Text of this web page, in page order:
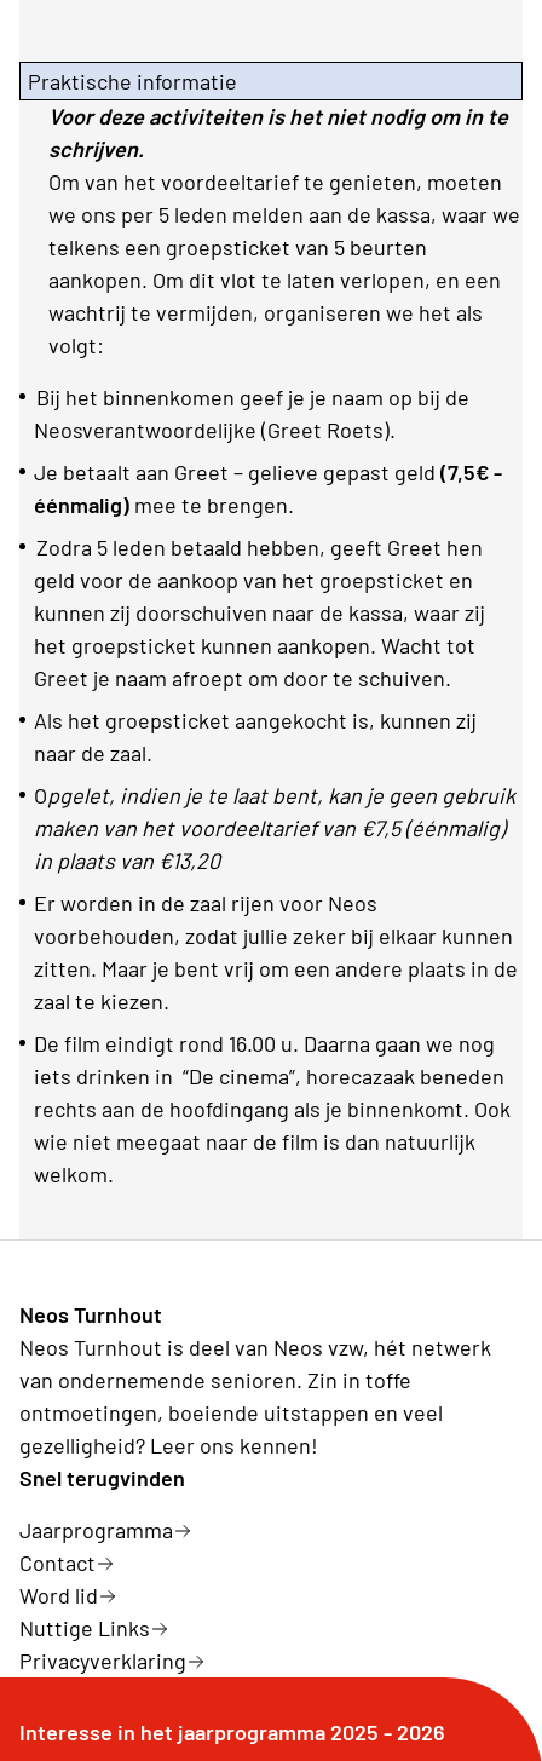
Praktische informatie
Voor deze activiteiten is het niet nodig om in te
schrijven.
Om van het voordeeltarief te genieten, moeten
we ons per 5 leden melden aan de kassa, waar we
telkens een groepsticket van 5 beurten
aankopen. Om dit vlot te laten verlopen, en een
wachtrij te vermijden, organiseren we het als
volgt:
Bij het binnenkomen geef je je naam op bij de
Neosverantwoordelijke (Greet Roets).
Je betaalt aan Greet – gelieve gepast geld (7,5€ -
éénmalig) mee te brengen.
Zodra 5 leden betaald hebben, geeft Greet hen
geld voor de aankoop van het groepsticket en
kunnen zij doorschuiven naar de kassa, waar zij
het groepsticket kunnen aankopen. Wacht tot
Greet je naam afroept om door te schuiven.
Als het groepsticket aangekocht is, kunnen zij
naar de zaal.
Opgelet, indien je te laat bent, kan je geen gebruik
maken van het voordeeltarief van €7,5 (éénmalig)
in plaats van €13,20
Er worden in de zaal rijen voor Neos
voorbehouden, zodat jullie zeker bij elkaar kunnen
zitten. Maar je bent vrij om een andere plaats in de
zaal te kiezen.
De film eindigt rond 16.00 u. Daarna gaan we nog
iets drinken in “De cinema”, horecazaak beneden
rechts aan de hoofdingang als je binnenkomt. Ook
wie niet meegaat naar de film is dan natuurlijk
welkom.
Neos Turnhout
Neos Turnhout is deel van Neos vzw, hét netwerk
van ondernemende senioren. Zin in toffe
ontmoetingen, boeiende uitstappen en veel
gezelligheid? Leer ons kennen!
Snel terugvinden
Jaarprogramma
Contact
Word lid
Nuttige Links
Privacyverklaring
Interesse in het jaarprogramma 2025 - 2026